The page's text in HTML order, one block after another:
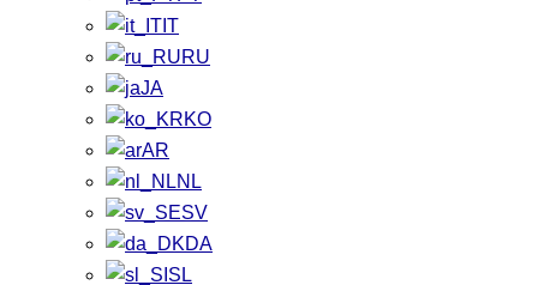
IT
RU
JA
KO
AR
NL
SV
DA
SL